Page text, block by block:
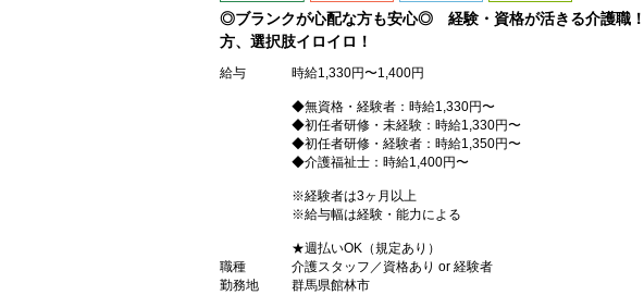
アルバイト パート 派遣社員 紹介予定派遣
◎ブランクが心配な方も安心◎ 経験・資格が活きる介護職
方、選択肢イロイロ！
給与 時給1,330円〜1,400円
◆無資格・経験者：時給1,330円〜
◆初任者研修・未経験：時給1,330円〜
◆初任者研修・経験者：時給1,350円〜
◆介護福祉士：時給1,400円〜
※経験者は3ヶ月以上
※給与幅は経験・能力による
★週払いOK（規定あり）
職種
介護スタッフ／資格あり or 経験者
勤務地
群馬県館林市